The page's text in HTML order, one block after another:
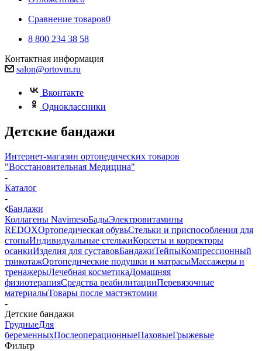
Сравнение товаров0
8 800 234 38 58
Контактная информация
salon@ortovm.ru
Вконтакте
Одноклассники
Детские бандажи
Интернет-магазин ортопедических товаров
"Восстановительная Медицина"
-
Каталог
-
Бандажи
Коллагены NavimesoБадыЭлектровитамины
REDOXОртопедическая обувьСтельки и приспособления для
стопыИндивидуальные стелькиКорсеты и корректоры
осанкиИзделия для суставовБандажиТейпыКомпрессионный
трикотажОртопедические подушки и матрасыМассажеры и
тренажерыЛечебная косметикаДомашняя
физиотерапияСредства реабилитацииПеревязочные
материалыТовары после мастэктомии
-
Детские бандажи
ГрудныеДля
беременныхПослеоперационныеПаховыеГрыжевые
Фильтр